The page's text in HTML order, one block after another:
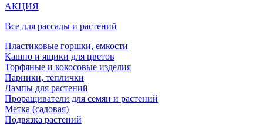
АКЦИЯ
Все для рассады и растений
Пластиковые горшки, емкости
Кашпо и ящики для цветов
Торфяные и кокосовые изделия
Парники, теплички
Лампы для растений
Проращиватели для семян и растений
Метка (садовая)
Подвязка растений